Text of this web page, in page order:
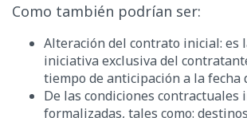
Como también podrían ser:
Alteración del contrato inicial: es
iniciativa exclusiva del
tiempo de anticipación a la fecha
De las condiciones contractuales
formalizadas, tales como: